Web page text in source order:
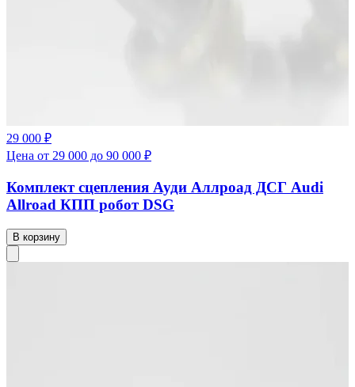
29 000 ₽
Цена от 29 000 до 90 000 ₽
Комплект сцепления Ауди Аллроад ДСГ Audi
Allroad КПП робот DSG
В корзину